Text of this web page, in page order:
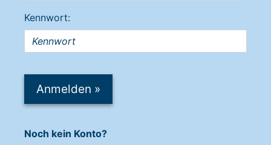
Kennwort:
Anmelden »
Noch kein Konto?